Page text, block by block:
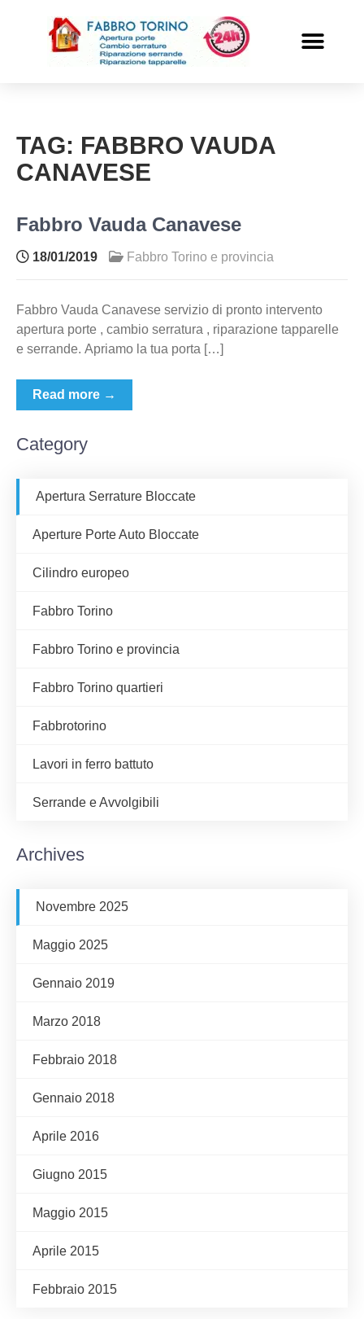
TAG: FABBRO VAUDA
CANAVESE
Fabbro Vauda Canavese
18/01/2019 Fabbro Torino e provincia
Fabbro Vauda Canavese servizio di pronto intervento
apertura porte , cambio serratura , riparazione tapparelle
e serrande. Apriamo la tua porta […]
Read more →
Category
Apertura Serrature Bloccate
Aperture Porte Auto Bloccate
Cilindro europeo
Fabbro Torino
Fabbro Torino e provincia
Fabbro Torino quartieri
Fabbrotorino
Lavori in ferro battuto
Serrande e Avvolgibili
Archives
Novembre 2025
Maggio 2025
Gennaio 2019
Marzo 2018
Febbraio 2018
Gennaio 2018
Aprile 2016
Giugno 2015
Maggio 2015
Aprile 2015
Febbraio 2015